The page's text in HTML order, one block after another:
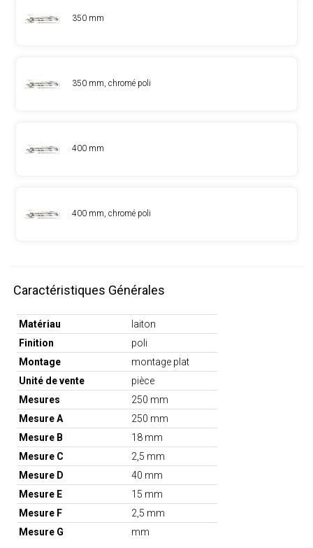
350 mm
350 mm, chromé poli
400 mm
400 mm, chromé poli
Caractéristiques Générales
Matériau
laiton
Finition
poli
Montage
montage plat
Unité de vente
pièce
Mesures
250 mm
Mesure A
250 mm
Mesure B
18 mm
Mesure C
2,5 mm
Mesure D
40 mm
Mesure E
15 mm
Mesure F
2,5 mm
Mesure G
mm